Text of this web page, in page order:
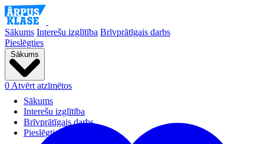
Sākums Interešu izglītība Brīvprātīgais darbs
Pieslēgties
Sākums
Sākums
Interešu izglītība
Brīvprātīgais darbs
Pieslēgties
0 Atvērt atzīmētos